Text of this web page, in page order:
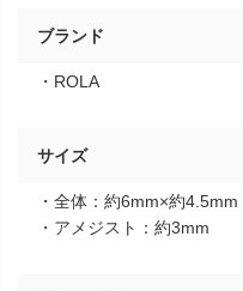
ブランド
・ROLA
サイズ
・全体：約6mm×約4.5mm
・アメジスト：約3mm